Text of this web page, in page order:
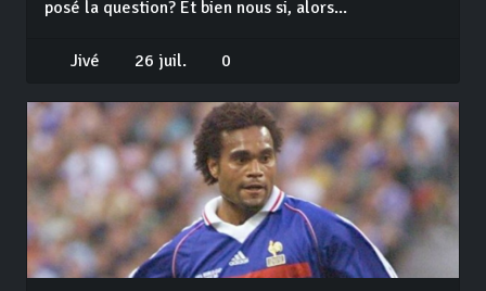
posé la question? Et bien nous si, alors...
Jivé 26 juil. 0